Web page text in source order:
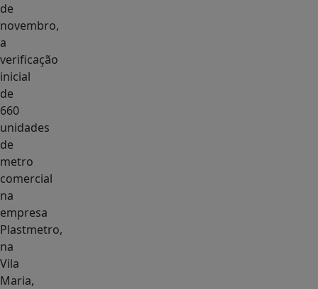
de
novembro,
a
verificação
inicial
de
660
unidades
de
metro
comercial
na
empresa
Plastmetro,
na
Vila
Maria,